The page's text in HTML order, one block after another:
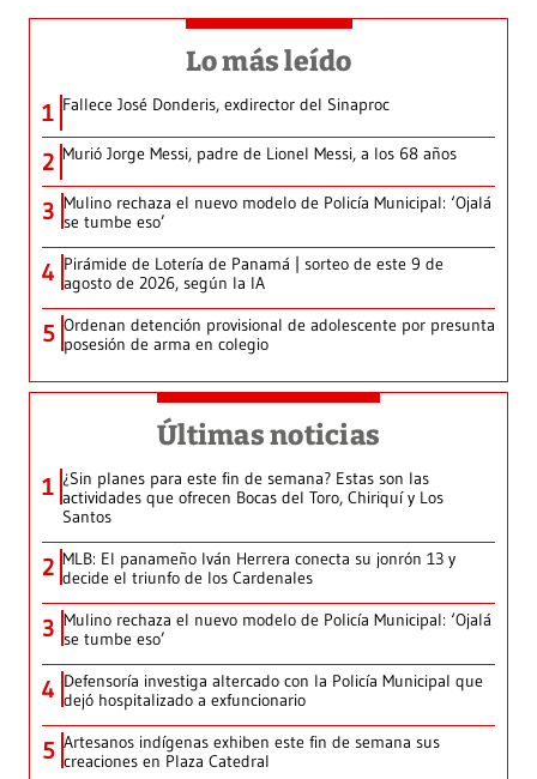
Lo más leído
1 Fallece José Donderis, exdirector del Sinaproc
2 Murió Jorge Messi, padre de Lionel Messi, a los 68 años
3 Mulino rechaza el nuevo modelo de Policía Municipal: ‘Ojalá
se tumbe eso’
4 Pirámide de Lotería de Panamá | sorteo de este 9 de
agosto de 2026, según la IA
5 Ordenan detención provisional de adolescente por presunta
posesión de arma en colegio
Últimas noticias
1 ¿Sin planes para este fin de semana? Estas son las
actividades que ofrecen Bocas del Toro, Chiriquí y Los
Santos
2 MLB: El panameño Iván Herrera conecta su jonrón 13 y
decide el triunfo de los Cardenales
3 Mulino rechaza el nuevo modelo de Policía Municipal: ‘Ojalá
se tumbe eso’
4 Defensoría investiga altercado con la Policía Municipal que
dejó hospitalizado a exfuncionario
5 Artesanos indígenas exhiben este fin de semana sus
creaciones en Plaza Catedral